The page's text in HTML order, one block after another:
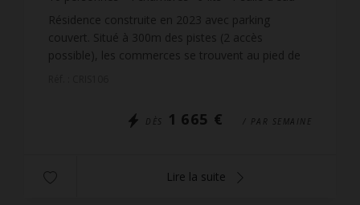
salle de bain wi-fi
Résidence construite en 2023 avec parking
couvert. Situé à 300m des pistes (2 accès
possible), les commerces se trouvent au pied de
DÈS 1 665 € / PAR SEMAINE
Lire la suite